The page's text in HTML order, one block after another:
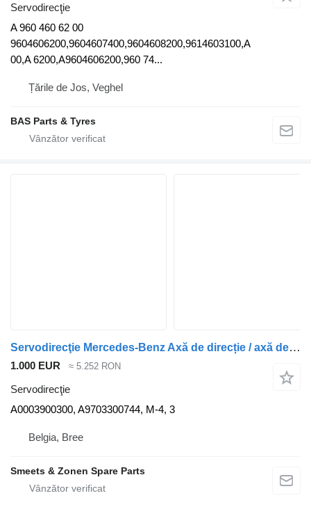
Servodirecţie
A 960 460 62 00
9604606200,9604607400,9604608200,9614603100,A
00,A 6200,A9604606200,960 74...
Țările de Jos, Veghel
BAS Parts & Tyres
Servodirecţie Mercedes-Benz Axă de direcție / axă de ghidare Occ M-4,3LA/C17.5 Mercedes A0003900300 pentru camion
1.000 EUR ≈ 5.252 RON
Servodirecţie
A0003900300, A9703300744, M-4, 3
Belgia, Bree
Smeets & Zonen Spare Parts